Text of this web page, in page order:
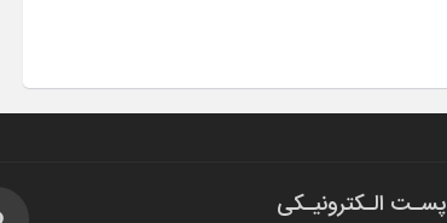
پسـت الـکترونیـکی